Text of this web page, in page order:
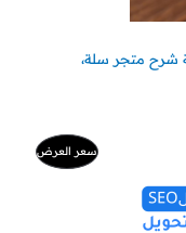
شرح متجر سلة،
سعر العرضمنتج